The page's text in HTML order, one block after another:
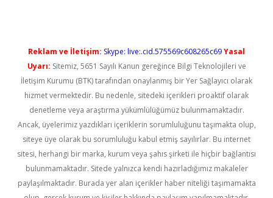
Reklam ve İletişim: Skype: live:.cid.575569c608265c69Yasal
Uyarı: Sitemiz, 5651 Sayılı Kanun gereğince Bilgi Teknolojileri ve
İletişim Kurumu (BTK) tarafından onaylanmış bir Yer Sağlayıcı olarak
hizmet vermektedir. Bu nedenle, sitedeki içerikleri proaktif olarak
denetleme veya araştırma yükümlülüğümüz bulunmamaktadır.
Ancak, üyelerimiz yazdıkları içeriklerin sorumluluğunu taşımakta olup,
siteye üye olarak bu sorumluluğu kabul etmiş sayılırlar. Bu internet
sitesi, herhangi bir marka, kurum veya şahıs şirketi ile hiçbir bağlantısı
bulunmamaktadır. Sitede yalnızca kendi hazırladığımız makaleler
paylaşılmaktadır. Burada yer alan içerikler haber niteliği taşımamakta